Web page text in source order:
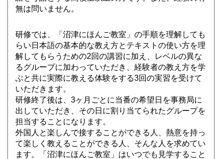
無は問いません。
研修では、「沼津にほんご教室」の手順を理解しても
らい日本語の基本的な教え方とテキストの使い方を理
解してもらうための2回の講習に加え、レベルの異な
るグループに加わっていただき、経験者の教え方を学
ぶと共に実際に教える体験をする3回の実習を受けて
いただきます。
研修終了後は、3ヶ月ごとに当番の希望日を事務局に
出していただき、その日に割り当てられたグループを
担当することになります。
外国人と楽しんで接することができる人、熱意を持っ
て楽しく教えることができる人、そんな人を求めてい
ます。「沼津にほんご教室」はいつでも見学すること